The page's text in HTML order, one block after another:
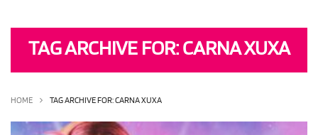
OLHA ISSO! EU QUERO!
TAG ARCHIVE FOR: CARNA XUXA
HOME TAG ARCHIVE FOR: CARNA XUXA